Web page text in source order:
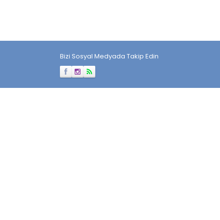
Bizi Sosyal Medyada Takip Edin